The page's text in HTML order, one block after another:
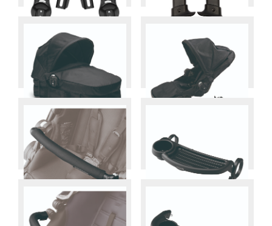
select
カーシートアダプター セカンドシートアダプター
select
シティセレクトプラムキット
select
セカンドシートブラックフレ
select select